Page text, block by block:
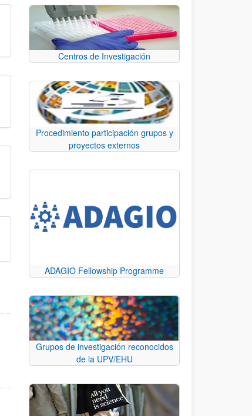
Centros de Investigación
Procedimiento participación grupos y
proyectos externos
ADAGIO Fellowship Programme
Grupos de investigación reconocidos
de la UPV/EHU